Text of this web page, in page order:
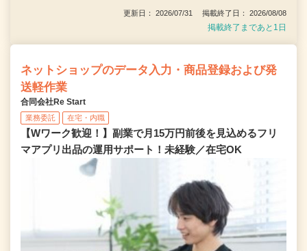
更新日： 2026/07/31 掲載終了日： 2026/08/08
掲載終了まであと1日
ネットショップのデータ入力・商品登録および発
送軽作業
合同会社Re Start
業務委託 在宅・内職
【Wワーク歓迎！】副業で月15万円前後を見込めるフリ
マアプリ出品の運用サポート！未経験／在宅OK